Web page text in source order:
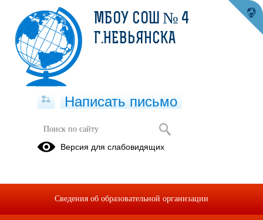
Полное наименование
образовательной организации* общеобразовательное
муниципального округа
МБОУ СОШ № 4
Г.НЕВЬЯНСКА
Написать письмо
Версия для слабовидящих
Сведения об образовательной организации